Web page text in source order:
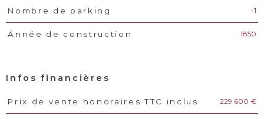
Nombre de parking -1
Année de construction 1850
Infos financières
Caractéristiques Valeurs
Prix de vente honoraires TTC inclus 229 600 €